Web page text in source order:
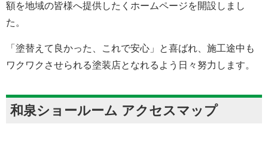
額を地域の皆様へ提供したくホームページを開設しまし
た。
「塗替えて良かった、これで安心」と喜ばれ、施工途中も
ワクワクさせられる塗装店となれるよう日々努力します。
和泉ショールーム アクセスマップ